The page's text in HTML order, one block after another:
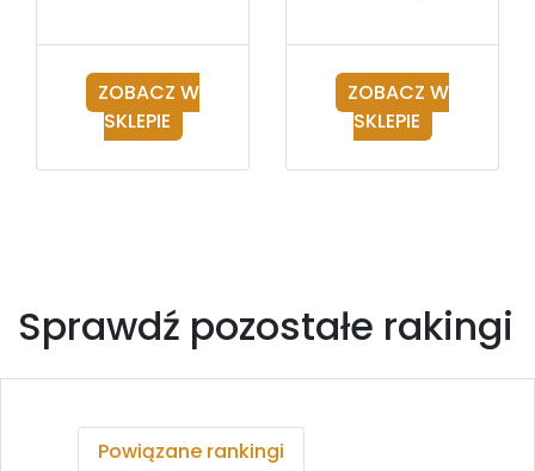
ZOBACZ W
SKLEPIE
ZOBACZ W
SKLEPIE
Sprawdź pozostałe rakingi
Powiązane rankingi